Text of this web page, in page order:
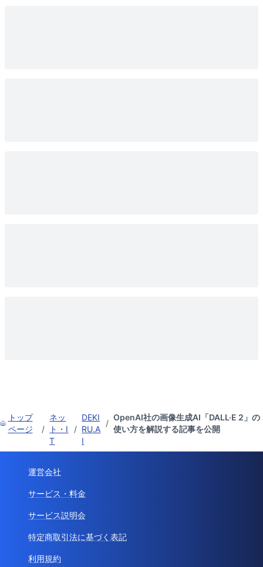
トップ
ページ
/
ネッ
ト・I
T
/
DEKI
RU.A
I
/
OpenAI社の画像生成AI「DALL·E 2」の
使い方を解説する記事を公開
運営会社
サービス・料金
サービス説明会
特定商取引法に基づく表記
利用規約